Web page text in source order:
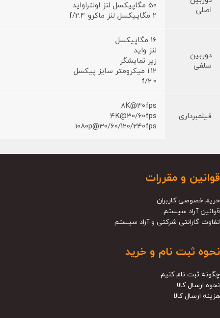
اصلی
50 مگاپیکسل لنز اولتراواید
2 مگاپیکسل لنز ماکرو f/2.4
دوربین
سلفی
16 مگاپیکسل
لنز واید
زیر نمایشگر
1.12 میکرومتر سایز پیکسل
f/2.0
فیلمبرداری
8K@30fps
4K@30/60fps
1080p@30/60/120/240fps
قوانین و مقررات
حریم خصوصی کاربران
قوانین آراد سیستم
تفاوت گارانتی شرکتی و آراد سیستم
نحوه ثبت نام و خرید
چگونه ثبت نام کنیم
نحوه ارسال کالا
هزینه ارسال کالا